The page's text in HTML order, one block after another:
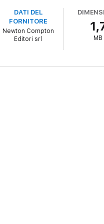
Vi commuoverà.»
mettendo in luce la
conquista.»
DATI DEL
FORNITORE
Newton Compton
Editori srl
MB